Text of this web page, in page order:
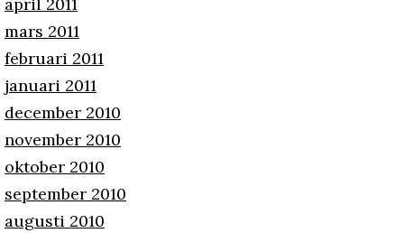
april 2011
mars 2011
februari 2011
januari 2011
december 2010
november 2010
oktober 2010
september 2010
augusti 2010